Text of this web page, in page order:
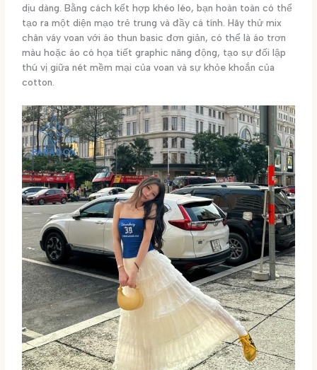
dịu dàng. Bằng cách kết hợp khéo léo, bạn hoàn toàn có thể
tạo ra một diện mạo trẻ trung và đầy cá tính. Hãy thử mix
chân váy voan với áo thun basic đơn giản, có thể là áo trơn
màu hoặc áo có họa tiết graphic năng động, tạo sự đối lập
thú vị giữa nét mềm mại của voan và sự khỏe khoắn của
cotton.